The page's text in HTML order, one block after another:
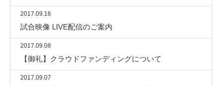
2017.09.16
試合映像 LIVE配信のご案内
2017.09.08
【御礼】クラウドファンディングについて
2017.09.07